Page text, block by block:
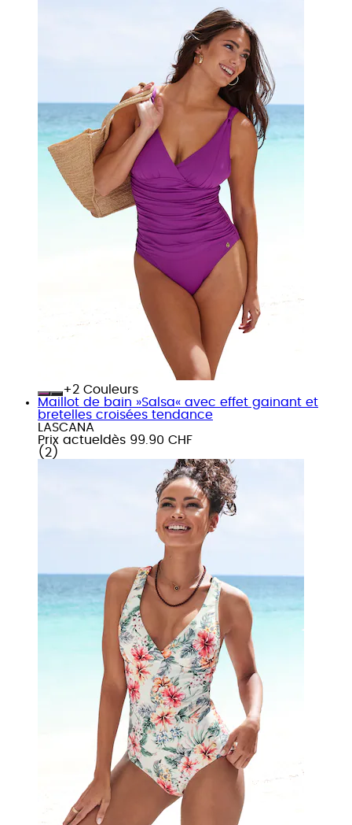
+
Couleurs
Maillot de bain »Salsa« avec effet gainant et
bretelles croisées tendance
LASCANA
Prix actuel dès 99.90 CHF
( 2 )